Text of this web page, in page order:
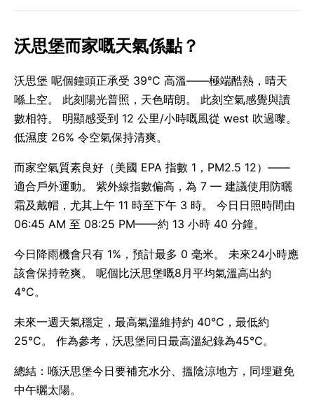
沃思堡而家嘅天氣係點？
沃思堡 呢個鐘頭正承受 39°C 高溫——極端酷熱，晴天
喺上空。 此刻陽光普照，天色晴朗。 此刻空氣感覺與讀
數相符。 明顯感受到 12 公里/小時嘅風從 west 吹過嚟。
低濕度 26% 令空氣保持清爽。
而家空氣質素良好（美國 EPA 指數 1，PM2.5 12）——
適合戶外運動。 紫外線指數偏高，為 7 — 建議使用防曬
霜及戴帽，尤其上午 11 時至下午 3 時。 今日日照時間由
06:45 AM 至 08:25 PM——約 13 小時 40 分鐘。
今日降雨機會只有 1%，預計最多 0 毫米。 未來24小時應
該會保持乾爽。 呢個比沃思堡嘅8月平均氣溫高出約
4°C。
未來一週天氣穩定，最高氣溫維持約 40°C，最低約
25°C。 作為參考，沃思堡同日最高溫紀錄為45°C。
總結：喺沃思堡今日要補充水分、搵陰涼地方，同埋避免
中午曬太陽。